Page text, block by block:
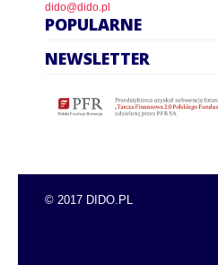
dido@dido.pl
POPULARNE
NEWSLETTER
© 2017 DIDO.PL